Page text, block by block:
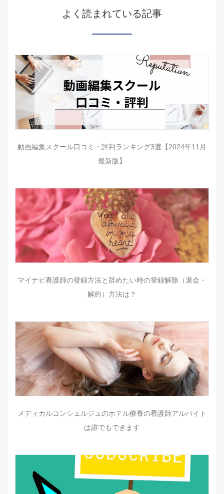
よく読まれている記事
動画編集スクール口コミ・評判ランキング3選【2024年11月
最新版】
マイナビ看護師の登録方法と辞めたい時の登録解除（退会・
解約）方法は？
メディカルコンシェルジュのホテル療養の看護師アルバイト
は誰でもできます